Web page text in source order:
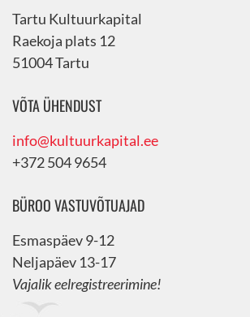
Tartu Kultuurkapital
Raekoja plats 12
51004 Tartu
VÕTA ÜHENDUST
info@kultuurkapital.ee
+372 504 9654
BÜROO VASTUVÕTUAJAD
Esmaspäev 9-12
Neljapäev 13-17
Vajalik eelregistreerimine!